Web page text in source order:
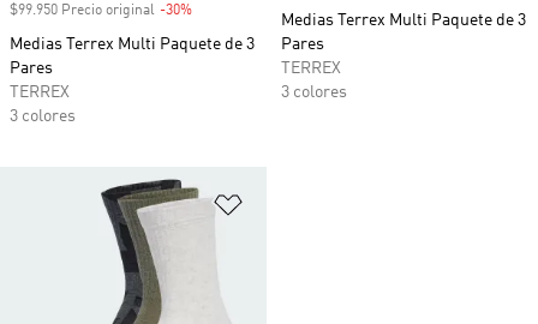
$99.950 Precio original -30%
Medias Terrex Multi Paquete de 3
Pares
TERREX
3 colores
Medias Terrex Multi Paquete de 3
Pares
TERREX
3 colores